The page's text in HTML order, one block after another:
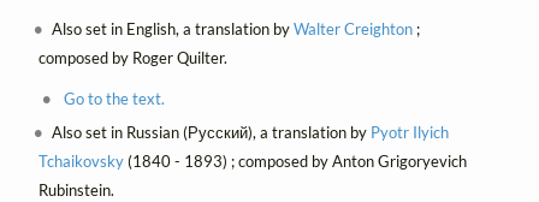
Also set in English, a translation byWalter Creighton ;
composed by Roger Quilter.
Go to the text.
Also set in Russian (Русский), a translation by Pyotr Ilyich
Tchaikovsky(1840 - 1893) ; composed by Anton Grigoryevich
Rubinstein.